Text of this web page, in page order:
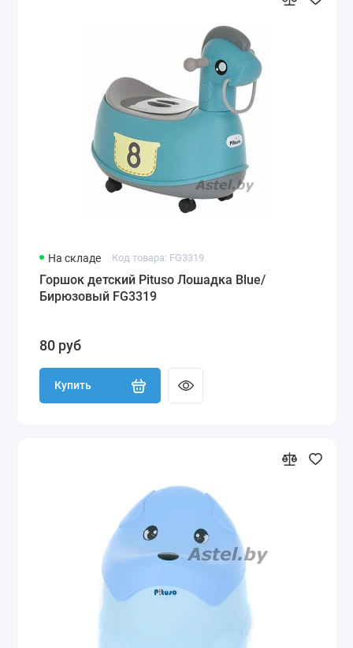
На складе Код товара: FG3319
Горшок детский Pituso Лошадка Blue/
Бирюзовый FG3319
80 руб
Купить